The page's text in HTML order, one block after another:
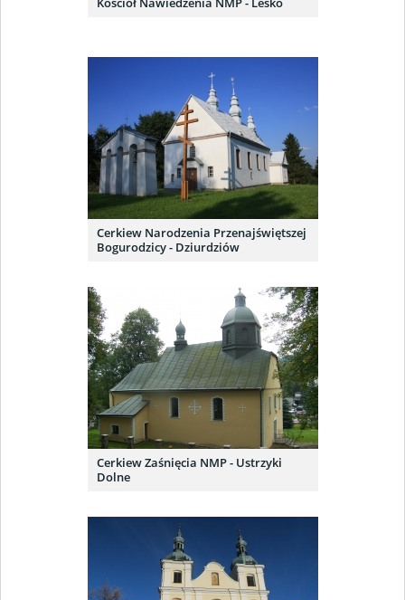
Cerkiew Narodzenia Przenajświętszej
Bogurodzicy - Dziurdziów
Cerkiew Zaśnięcia NMP - Ustrzyki
Dolne